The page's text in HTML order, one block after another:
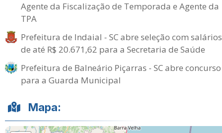
Agente da Fiscalização de Temporada e Agente da
TPA
Prefeitura de Indaial - SC abre seleção com salários
de até R$ 20.671,62 para a Secretaria de Saúde
Prefeitura de Balneário Piçarras - SC abre concurso
para a Guarda Municipal
Mapa: